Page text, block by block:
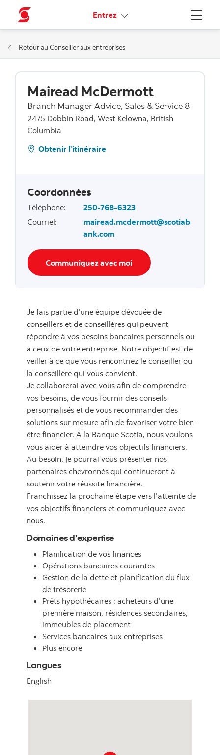
Menu
Entrez Liens connexes
Retour au Conseiller aux entreprises
Mairead McDermott
Branch Manager Advice, Sales & Service 8
2475 Dobbin Road, West Kelowna, British
Columbia
Obtenir l’itinéraire
Coordonnées
Téléphone:
250-768-6323
Courriel:
mairead.mcdermott@scotiab
ank.com
Communiquez avec moi
Je fais partie d’une équipe dévouée de
conseillers et de conseillères qui peuvent
répondre à vos besoins bancaires personnels ou
à ceux de votre entreprise. Notre objectif est de
veiller à ce que vous rencontriez le conseiller ou
la conseillère qui vous convient.
Je collaborerai avec vous afin de comprendre
vos besoins, de vous fournir des conseils
personnalisés et de vous recommander des
solutions sur mesure afin de favoriser votre bien-
être financier. À la Banque Scotia, nous voulons
vous aider à atteindre vos objectifs financiers.
Au besoin, je pourrai vous présenter nos
partenaires chevronnés qui continueront à
soutenir votre réussite financière.
Franchissez la prochaine étape vers l’atteinte de
vos objectifs financiers et communiquez avec
nous.
Domaines d'expertise
Planification de vos finances
Opérations bancaires courantes
Gestion de la dette et planification du flux
de trésorerie
Prêts hypothécaires : acheteurs d’une
première maison, résidences secondaires,
immeubles de placement
Services bancaires aux entreprises
Plus encore
Langues
English